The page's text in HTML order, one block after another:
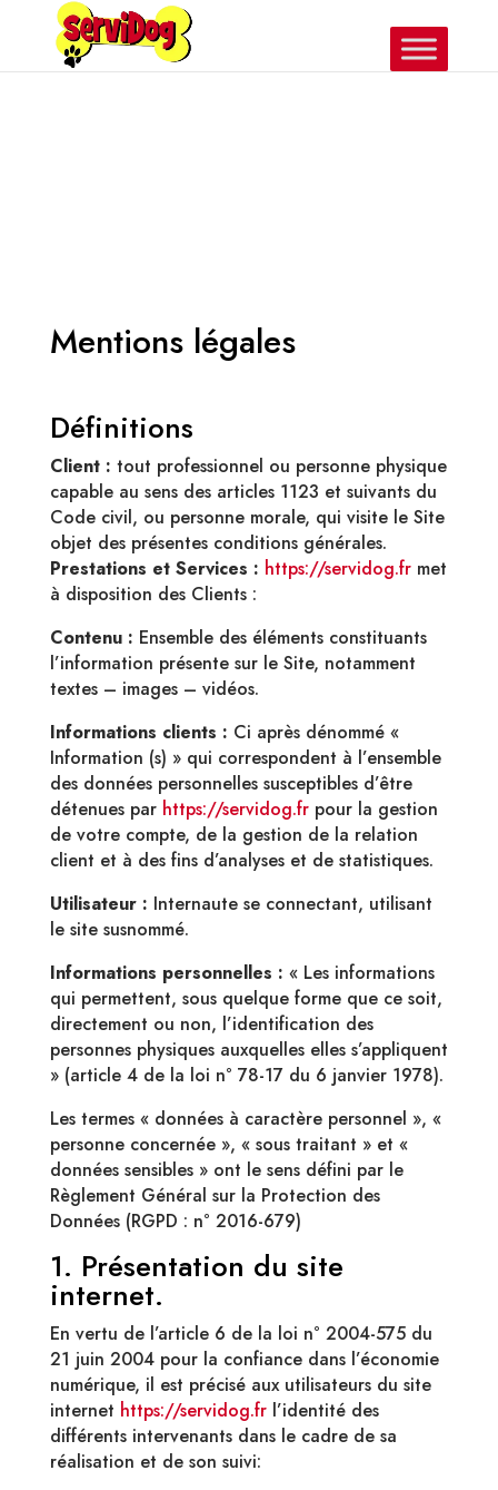
Mentions légales
Définitions
Client : tout professionnel ou personne physique
capable au sens des articles 1123 et suivants du
Code civil, ou personne morale, qui visite le Site
objet des présentes conditions générales.
Prestations et Services : https://servidog.frmet
à disposition des Clients :
Contenu : Ensemble des éléments constituants
l’information présente sur le Site, notamment
textes – images – vidéos.
Informations clients : Ci après dénommé «
Information (s) » qui correspondent à l’ensemble
des données personnelles susceptibles d’être
détenues par https://servidog.frpour la gestion
de votre compte, de la gestion de la relation
client et à des fins d’analyses et de statistiques.
Utilisateur : Internaute se connectant, utilisant
le site susnommé.
Informations personnelles : « Les informations
qui permettent, sous quelque forme que ce soit,
directement ou non, l’identification des
personnes physiques auxquelles elles s’appliquent
» (article 4 de la loi n° 78-17 du 6 janvier 1978).
Les termes « données à caractère personnel », «
personne concernée », « sous traitant » et «
données sensibles » ont le sens défini par le
Règlement Général sur la Protection des
Données (RGPD : n° 2016-679)
1. Présentation du site
internet.
En vertu de l’article 6 de la loi n° 2004-575 du
21 juin 2004 pour la confiance dans l’économie
numérique, il est précisé aux utilisateurs du site
internet https://servidog.frl’identité des
différents intervenants dans le cadre de sa
réalisation et de son suivi: